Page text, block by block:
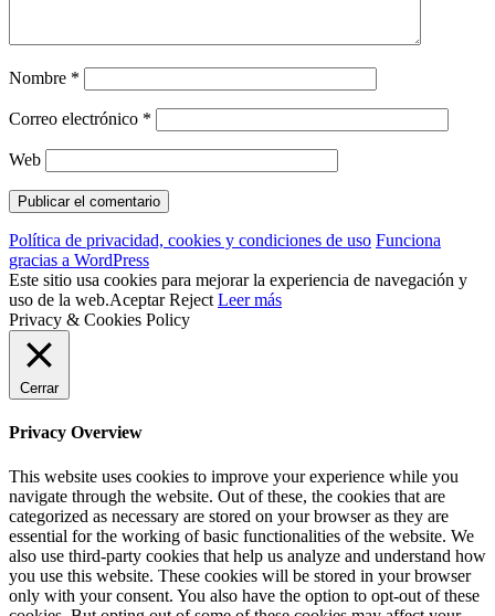
Nombre *
Correo electrónico *
Web
Política de privacidad, cookies y condiciones de uso Funciona
gracias a WordPress
Este sitio usa cookies para mejorar la experiencia de navegación y
uso de la web.Aceptar Reject Leer más
Privacy & Cookies Policy
Cerrar
Privacy Overview
This website uses cookies to improve your experience while you
navigate through the website. Out of these, the cookies that are
categorized as necessary are stored on your browser as they are
essential for the working of basic functionalities of the website. We
also use third-party cookies that help us analyze and understand how
you use this website. These cookies will be stored in your browser
only with your consent. You also have the option to opt-out of these